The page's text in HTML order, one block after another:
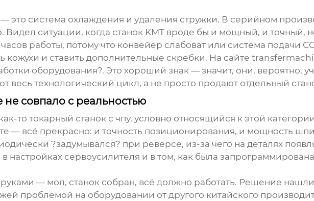
это система охлаждения и удаления стружки. В серийном
ситуации, когда станок KMT вроде бы и мощный, и точный,
работы, потому что конвейер слабоват или система подачи
и ставить дополнительные скребки. На сайте
оборудования?. Это хороший знак — значит, они, вероятно,
весь технологический цикл, а не просто продают отдельный
совпало с реальностью
то токарный станок с чпу, условно относящийся к этой
— всё прекрасно: и точность позиционирования, и мощность
?задумывался? при реверсе, из-за чего на деталях
настройках сервоусилителя и в том, как была
— мол, станок собран, всё должно работать. Решение нашли
проблемой на оборудовании от другого китайского